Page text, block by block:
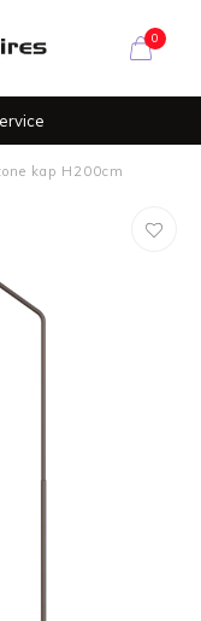
0
kap H200cm